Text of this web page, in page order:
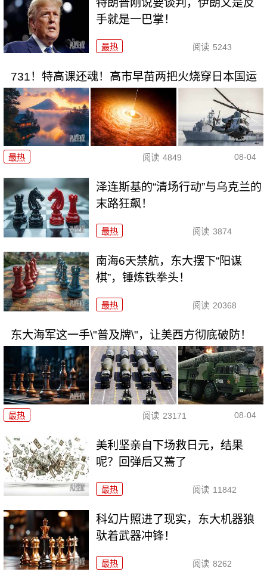
特朗普刚说要谈判，伊朗又是反
手就是一巴掌！
最热 阅读 5243
731！特高课还魂！高市早苗两把火烧穿日本国运
最热 阅读 4849 08-04
泽连斯基的“清场行动”与乌克兰的
末路狂飙！
最热 阅读 3874
南海6天禁航，东大摆下“阳谋
棋”，锤炼铁拳头！
最热 阅读 20368
东大海军这一手\"普及牌\"，让美西方彻底破防！
最热 阅读 23171 08-04
美利坚亲自下场救日元，结果
呢？回弹后又蔫了
最热 阅读 11842
科幻片照进了现实，东大机器狼
驮着武器冲锋！
最热 阅读 8262